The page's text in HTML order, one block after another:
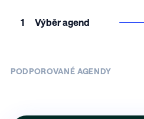
1 Výběr agend
PODPOROVANÉ AGENDY